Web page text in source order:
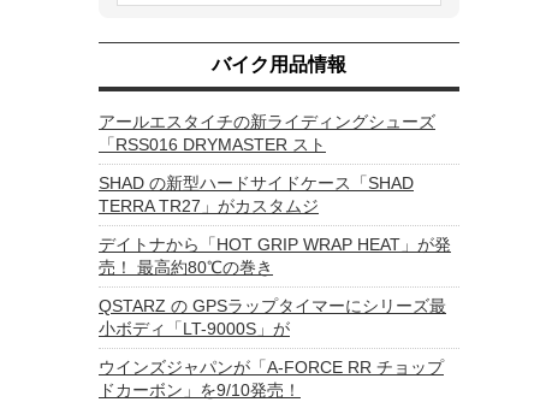
バイク用品情報
アールエスタイチの新ライディングシューズ
「RSS016 DRYMASTER スト
SHAD の新型ハードサイドケース「SHAD
TERRA TR27」がカスタムジ
デイトナから「HOT GRIP WRAP HEAT」が発
売！ 最高約80℃の巻き
QSTARZ の GPSラップタイマーにシリーズ最
小ボディ「LT-9000S」が
ウインズジャパンが「A-FORCE RR チョップ
ドカーボン」を9/10発売！